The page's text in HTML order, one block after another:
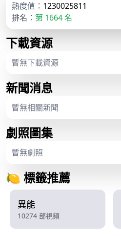
熱度值： 1230025811
排名： 第 1664 名
下載資源
暫無下載資源
新聞消息
暫無相關新聞
劇照圖集
暫無劇照
🍋 標籤推薦
異能
10274 部視頻